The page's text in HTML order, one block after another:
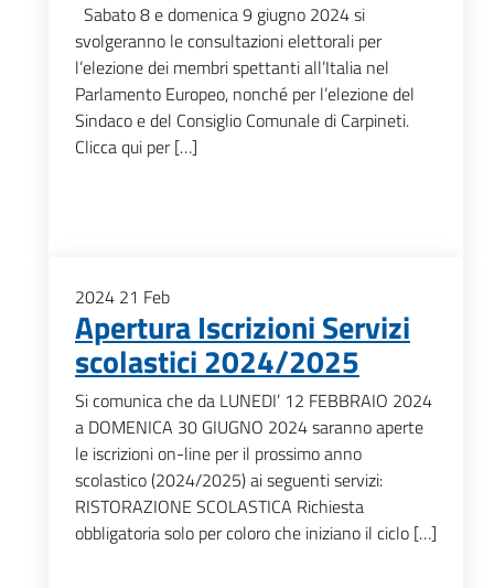
Sabato 8 e domenica 9 giugno 2024 si
svolgeranno le consultazioni elettorali per
l’elezione dei membri spettanti all’Italia nel
Parlamento Europeo, nonché per l’elezione del
Sindaco e del Consiglio Comunale di Carpineti.
Clicca qui per […]
2024 21 Feb
Apertura Iscrizioni Servizi
scolastici 2024/2025
Si comunica che da LUNEDI’ 12 FEBBRAIO 2024
a DOMENICA 30 GIUGNO 2024 saranno aperte
le iscrizioni on-line per il prossimo anno
scolastico (2024/2025) ai seguenti servizi:
RISTORAZIONE SCOLASTICA Richiesta
obbligatoria solo per coloro che iniziano il ciclo […]